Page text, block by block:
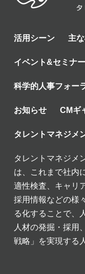
活用シーン 主
イベント&セミナー
科学的人事フォー
お知らせ CMギ
タレントマネジメ
タレントマネジメ
は、これまで社内
適性検査、キャリ
採用情報などの様
る化することで、
人材の発掘・採用
戦略」を実現する